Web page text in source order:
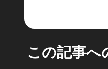
この記事へ